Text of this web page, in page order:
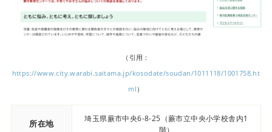
（引用：
https://www.city.warabi.saitama.jp/kosodate/soudan/1011118/1001758.ht
ml ）
所在地
埼玉県蕨市中央6-8-25（蕨市立中央小学校舎内1
階）